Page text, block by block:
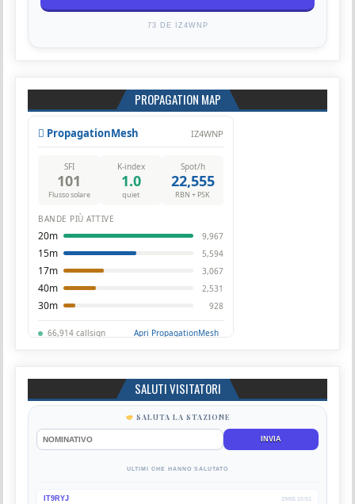
73 DE IZ4WNP
PROPAGATION MAP
SALUTI VISITATORI
SALUTA LA STAZIONE
INVIA
ULTIMI CHE HANNO SALUTATO
IT9RYJ 29/05 15:51